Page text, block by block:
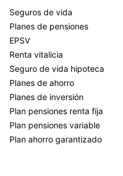
Seguros de vida
Planes de pensiones
EPSV
Renta vitalicia
Seguro de vida hipoteca
Planes de ahorro
Planes de inversión
Plan pensiones renta fija
Plan pensiones variable
Plan ahorro garantizado